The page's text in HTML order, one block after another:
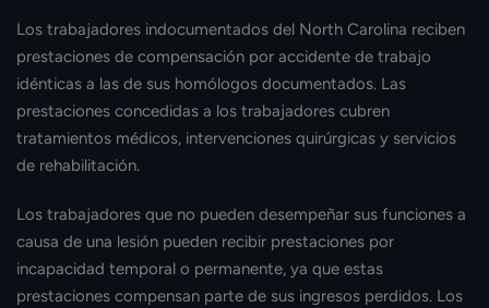
Los trabajadores indocumentados del North Carolina reciben
prestaciones de compensación por accidente de trabajo
idénticas a las de sus homólogos documentados. Las
prestaciones concedidas a los trabajadores cubren
tratamientos médicos, intervenciones quirúrgicas y servicios
de rehabilitación.
Los trabajadores que no pueden desempeñar sus funciones a
causa de una lesión pueden recibir prestaciones por
incapacidad temporal o permanente, ya que estas
prestaciones compensan parte de sus ingresos perdidos. Los